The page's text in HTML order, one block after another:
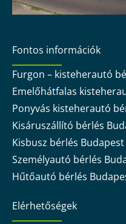
Fontos információk
Furgon – kisteherautó
Emelőhátfalas
Ponyvás kisteherautó
Kisáruszállító bérlés
Kisbusz bérlés Budapest
Személyautó bérlés
Hűtőautó bérlés
Elérhetőségek